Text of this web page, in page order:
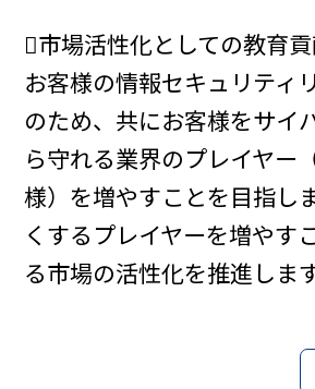
市場活性化としての教育
お客様の情報セキュリティ
のため、共にお客様をサイ
ら守れる業界のプレイヤー
様）を増やすことを目指し
くするプレイヤーを増やす
る市場の活性化を推進します